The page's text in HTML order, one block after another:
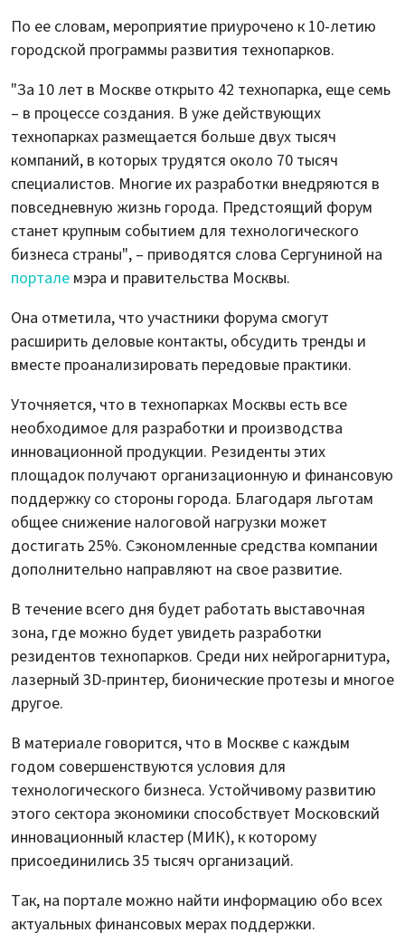
По ее словам, мероприятие приурочено к 10-летию
городской программы развития технопарков.
"За 10 лет в Москве открыто 42 технопарка, еще семь
– в процессе создания. В уже действующих
технопарках размещается больше двух тысяч
компаний, в которых трудятся около 70 тысяч
специалистов. Многие их разработки внедряются в
повседневную жизнь города. Предстоящий форум
станет крупным событием для технологического
бизнеса страны", – приводятся слова Сергуниной на
портале мэра и правительства Москвы.
Она отметила, что участники форума смогут
расширить деловые контакты, обсудить тренды и
вместе проанализировать передовые практики.
Уточняется, что в технопарках Москвы есть все
необходимое для разработки и производства
инновационной продукции. Резиденты этих
площадок получают организационную и финансовую
поддержку со стороны города. Благодаря льготам
общее снижение налоговой нагрузки может
достигать 25%. Сэкономленные средства компании
дополнительно направляют на свое развитие.
В течение всего дня будет работать выставочная
зона, где можно будет увидеть разработки
резидентов технопарков. Среди них нейрогарнитура,
лазерный 3D-принтер, бионические протезы и многое
другое.
В материале говорится, что в Москве с каждым
годом совершенствуются условия для
технологического бизнеса. Устойчивому развитию
этого сектора экономики способствует Московский
инновационный кластер (МИК), к которому
присоединились 35 тысяч организаций.
Так, на портале можно найти информацию обо всех
актуальных финансовых мерах поддержки.